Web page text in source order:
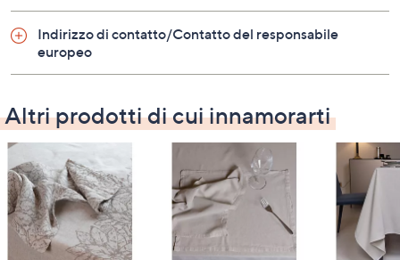
• 60% lino, 40% cotone
Misure
• 40x50 cm
Indirizzo di contatto/Contatto del responsabile
europeo
Altri prodotti di cui innamorarti